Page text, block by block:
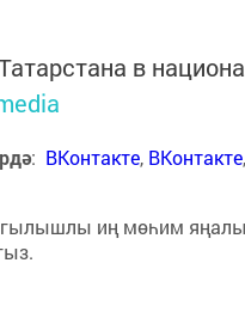
в
: ВКонтакте, ВКонтакте,
иң мөһим